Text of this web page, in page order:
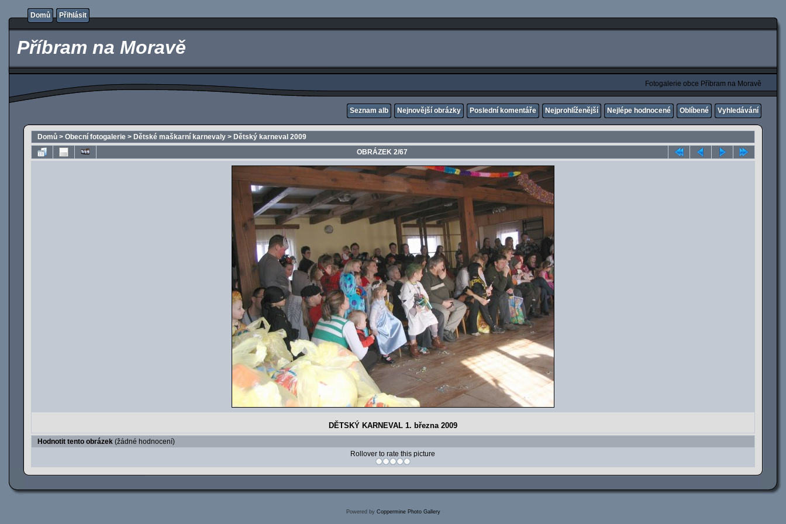
Domů Přihlásit
Příbram na Moravě
Fotogalerie obce Příbram na Moravě
Seznam alb Nejnovější obrázky Poslední komentáře Nejprohlíženější Nejlépe hodnocené Oblíbené Vyhledávání
Domů > Obecní fotogalerie > Dětské maškarní karnevaly > Dětský karneval 2009
OBRÁZEK 2/67
DĚTSKÝ KARNEVAL 1. března 2009
Hodnotit tento obrázek (žádné hodnocení)
Rollover to rate this picture
Powered by Coppermine Photo Gallery